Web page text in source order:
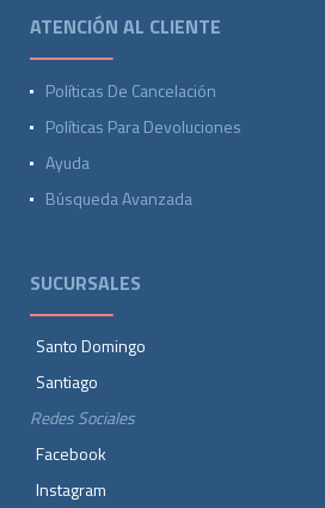
ATENCIÓN AL CLIENTE
Políticas De Cancelación
Políticas Para Devoluciones
Ayuda
Búsqueda Avanzada
SUCURSALES
Santo Domingo
Santiago
Redes Sociales
Facebook
Instagram